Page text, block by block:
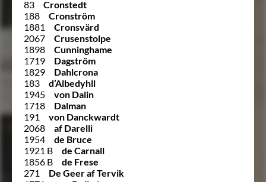
83
Cronstedt
188
Cronström
1881
Cronsvärd
2067
Crusenstolpe
1898
Cunninghame
1719
Dagström
1829
Dahlcrona
183
d’Albedyhll
1945
von Dalin
1718
Dalman
191
von Danckwardt
2068
af Darelli
1954
de Bruce
1921 B
de Carnall
1856 B
de Frese
271
De Geer af Tervik